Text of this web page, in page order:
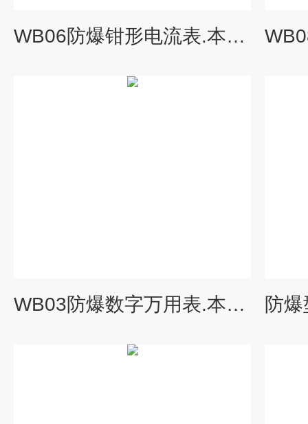
WB06防爆钳形电流表.本安防爆型钳形万用表
WB03防爆数字万用表.本安型数字防爆型多用表